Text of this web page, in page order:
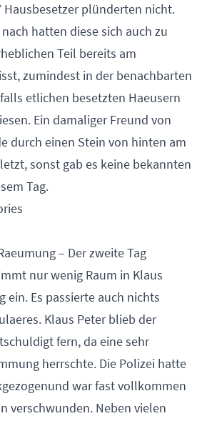
Hausbesetzer plünderten nicht.
hatten diese sich auch zu
Teil bereits am
zumindest in der benachbarten
etlichen besetzten Haeusern
Ein damaliger Freund von
durch einen Stein von hinten am
sonst gab es keine bekannten
Tag.
– Der zweite Tag
nur wenig Raum in Klaus
ein. Es passierte auch nichts
Klaus Peter blieb der
fern, da eine sehr
herrschte. Die Polizei hatte
war fast vollkommen
verschwunden. Neben vielen